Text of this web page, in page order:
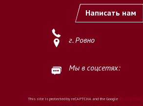
Написать нам
г. Ровно
Мы в соцсетях:
This site is protected by reCAPTCHA and the Google Privacy Policy